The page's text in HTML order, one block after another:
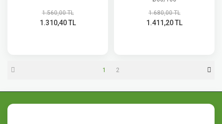
1.560,00 TL
1.310,40 TL
1.680,00 TL
1.411,20 TL
1 2